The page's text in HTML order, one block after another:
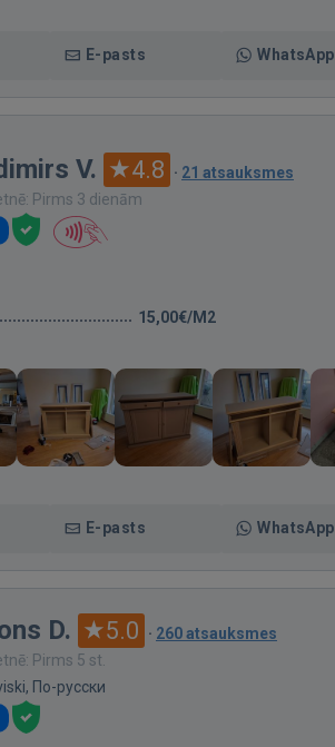
E-pasts WhatsApp
V. 4.8 · 21 atsauksmes
Pirms 3 dienām
15,00€/M2
E-pasts WhatsApp
D. 5.0 · 260 atsauksmes
Pirms 5 st.
По-русски